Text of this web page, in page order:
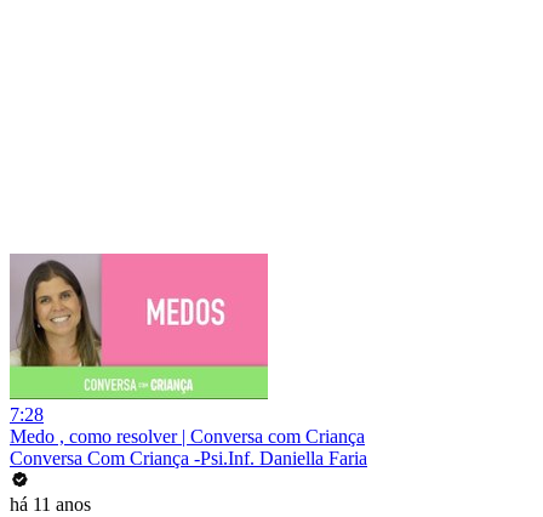
7:28
Medo , como resolver | Conversa com Criança
Conversa Com Criança -Psi.Inf. Daniella Faria
há 11 anos